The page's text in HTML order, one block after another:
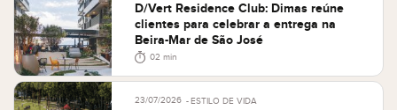
D/Vert Residence Club: Dimas reúne
clientes para celebrar a entrega na
Beira-Mar de São José
02 min
23/07/2026 ESTILO DE VIDA